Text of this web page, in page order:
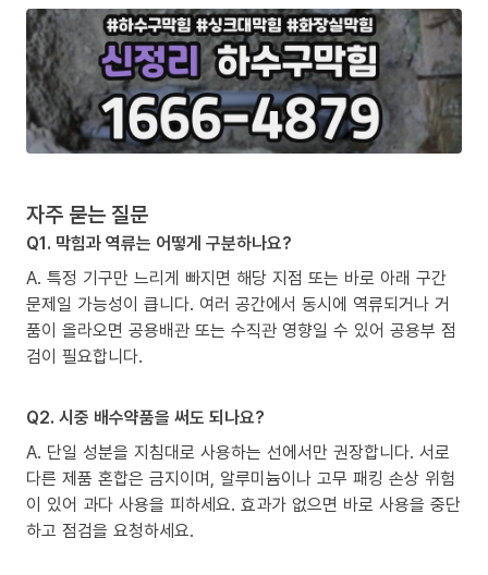
자주 묻는 질문
Q1. 막힘과 역류는 어떻게 구분하나요?
A. 특정 기구만 느리게 빠지면 해당 지점 또는 바로 아래 구간
문제일 가능성이 큽니다. 여러 공간에서 동시에 역류되거나 거
품이 올라오면 공용배관 또는 수직관 영향일 수 있어 공용부 점
검이 필요합니다.
Q2. 시중 배수약품을 써도 되나요?
A. 단일 성분을 지침대로 사용하는 선에서만 권장합니다. 서로
다른 제품 혼합은 금지이며, 알루미늄이나 고무 패킹 손상 위험
이 있어 과다 사용을 피하세요. 효과가 없으면 바로 사용을 중단
하고 점검을 요청하세요.